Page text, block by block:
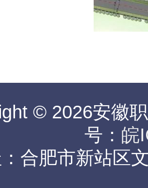
© 2026安徽
号： 皖
合肥市新站区